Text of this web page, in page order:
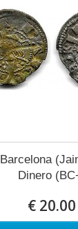
Dinero
€ 20.00